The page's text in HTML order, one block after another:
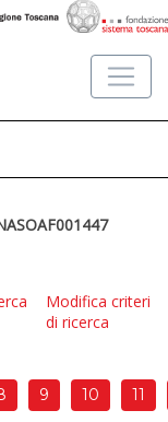
Modifica criteri
di ricerca
9 10 11